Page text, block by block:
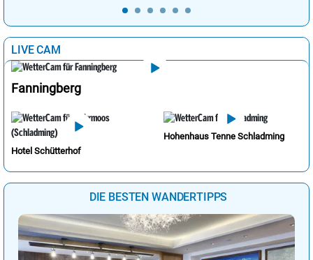
LIVE CAM
Fanningberg
Hotel Schütterhof
Hohenhaus Tenne Schladming
DIE BESTEN WANDERTIPPS